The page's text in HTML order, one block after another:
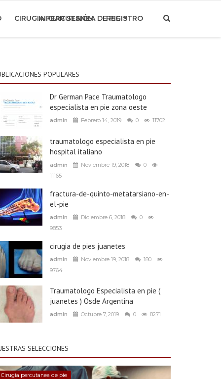
CIRUGIA PERCUTANEA DE PIE
INICIAR SESIÓN REGISTRO
POPULARES
Dr German Pace Traumatologo
especialista en pie zona oeste
admin Febrero 14, 2019 0 11702
traumatologo especialista en pie
hospital italiano
admin Noviembre 19, 2018
0
11165
fractura-de-quinto-metatarsiano-en-
el-pie
admin Diciembre 6, 2018
0
9853
cirugia de pies juanetes
admin Noviembre 19, 2018
180
9764
Traumatologo Especialista en pie (
juanetes ) Osde Argentina
admin Octubre 7, 2019 0 8271
SELECCIONES
Cirugia percutanea de pie